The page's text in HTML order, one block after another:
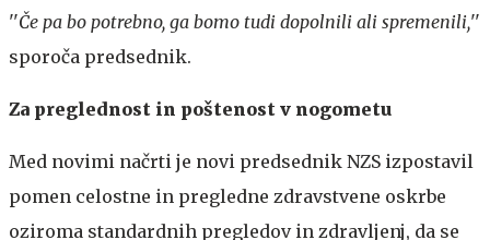
''Če pa bo potrebno, ga bomo tudi dopolnili ali spremenili,''
sporoča predsednik.
Za preglednost in poštenost v nogometu
Med novimi načrti je novi predsednik NZS izpostavil
pomen celostne in pregledne zdravstvene oskrbe
oziroma standardnih pregledov in zdravljenj, da se